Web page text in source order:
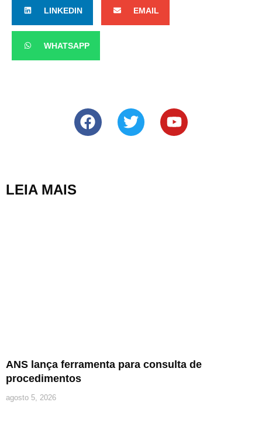
LINKEDIN EMAIL
WHATSAPP
LEIA MAIS
ANS lança ferramenta para consulta de
procedimentos
agosto 5, 2026